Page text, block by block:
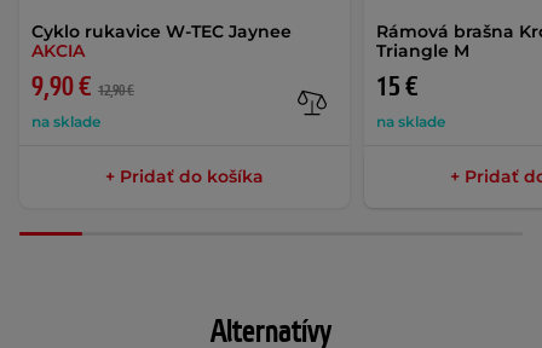
Cyklo rukavice W-TEC Jaynee
AKCIA
9,90 € 12,90 €
na sklade
+ Pridať do košíka
Rámová brašna
Triangle M
15 €
na sklade
+ Pridať
Alternatívy